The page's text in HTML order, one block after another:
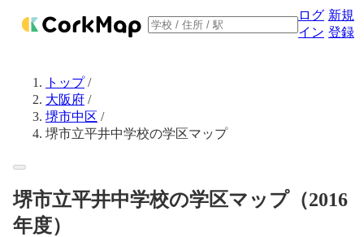
ログ
イン
新規
登録
トップ/
大阪府 /
堺市中区 /
堺市立平井中学校の学区マップ
堺市立平井中学校の学区マップ（2016
年度）